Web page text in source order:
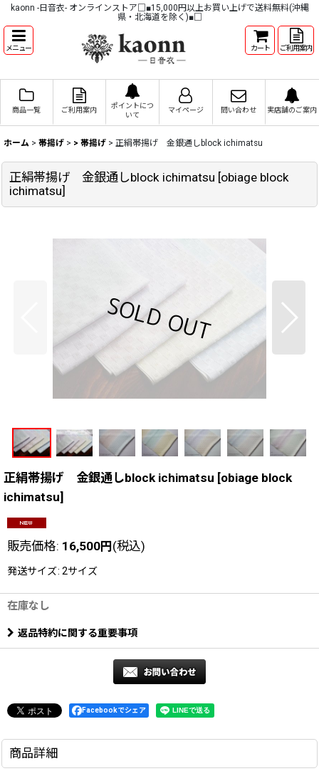
kaonn -日音衣- オンラインストア□■15,000円以上お買い上げで送料無料(沖縄
県・北海道を除く)■□
メニュー カート ご利用案内
商品一覧 ご利用案内
ポイントにつ
いて
マイページ 問い合わせ 実店舗のご案内
ホーム > 帯揚げ > > 帯揚げ > 正絹帯揚げ 金銀通しblock ichimatsu
正絹帯揚げ 金銀通しblock ichimatsu [obiage block
ichimatsu]
正絹帯揚げ 金銀通しblock ichimatsu [obiage block
ichimatsu]
販売価格: 16,500円(税込)
発送サイズ: 2サイズ
在庫なし
返品特約に関する重要事項
Facebookでシェア
商品詳細